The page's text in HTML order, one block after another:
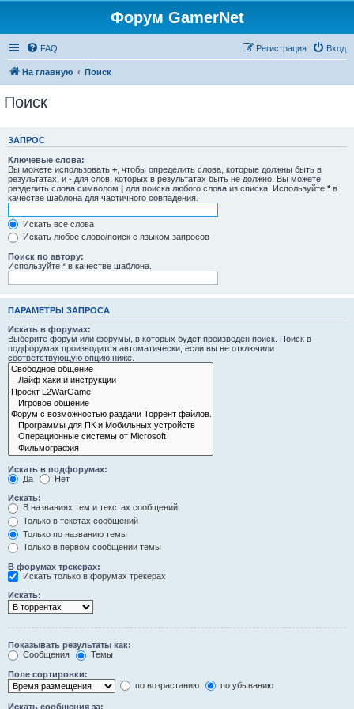
Форум GamerNet
FAQ Вход
Регистрация
На главную Поиск
Поиск
ЗАПРОС
Ключевые слова:
Вы можете использовать + , чтобы определить слова, которые должны быть в
результатах, и - для слов, которых в результатах быть не должно. Вы можете
разделить слова символом | для поиска любого слова из списка. Используйте * в
качестве шаблона для частичного совпадения.
Искать все слова
Искать любое слово/поиск с языком запросов
Поиск по автору:
Используйте * в качестве шаблона.
ПАРАМЕТРЫ ЗАПРОСА
Искать в форумах:
Выберите форум или форумы, в которых будет произведён поиск. Поиск в
подфорумах производится автоматически, если вы не отключили
соответствующую опцию ниже.
Искать в подфорумах:
Да
Нет
Искать:
В названиях тем и текстах сообщений
Только в текстах сообщений
Только по названию темы
Только в первом сообщении темы
В форумах трекерах:
Искать только в форумах трекерах
Искать:
Показывать результаты как:
Сообщения
Темы
Поле сортировки:
по возрастанию
по убыванию
Искать сообщения за: